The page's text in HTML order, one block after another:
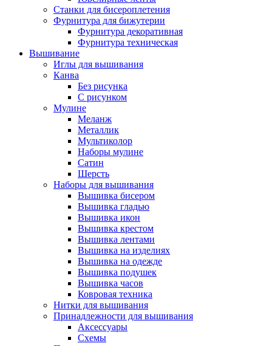
Станки для бисероплетения
Фурнитура для бижутерии
Фурнитура декоративная
Фурнитура техническая
Вышивание
Иглы для вышивания
Канва
Без рисунка
С рисунком
Мулине
Меланж
Металлик
Мультиколор
Наборы мулине
Сатин
Шерсть
Наборы для вышивания
Вышивка бисером
Вышивка гладью
Вышивка икон
Вышивка крестом
Вышивка лентами
Вышивка на изделиях
Вышивка на одежде
Вышивка подушек
Вышивка часов
Ковровая техника
Нитки для вышивания
Принадлежности для вышивания
Аксессуары
Схемы